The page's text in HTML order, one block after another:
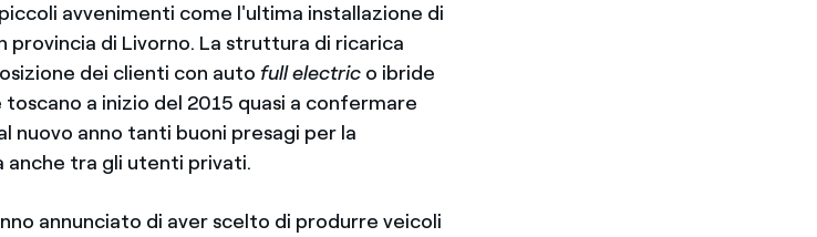
avvenimenti come l'ultima installazione di
provincia di Livorno. La struttura di ricarica
dei clienti con auto full electric o ibride
a inizio del 2015 quasi a confermare
nuovo anno tanti buoni presagi per la
tra gli utenti privati.
annunciato di aver scelto di produrre veicoli